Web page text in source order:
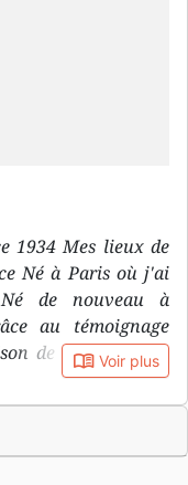
1934 Mes lieux de
Né à Paris où j'ai
de nouveau à
au témoignage
de la Bible dans
missionnaire à
depuis 1965 dans
la Bible et de
de la circulation
book_open Voir plus